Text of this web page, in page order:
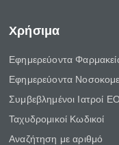
Χρήσιμα
Εφημερεύοντα
Εφημερεύοντα
Συμβεβλημένοι Ιατροί
Ταχυδρομικοί Κωδικοί
Αναζήτηση με αριθμό